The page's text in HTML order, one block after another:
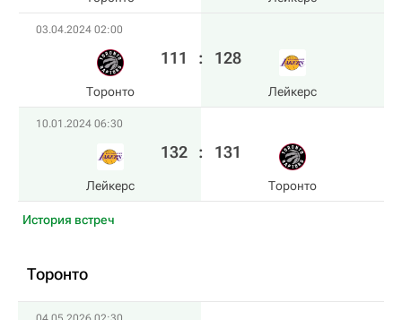
03.04.2024 02:00
Торонто
111 : 128
Лейкерс
10.01.2024 06:30
Лейкерс
132 : 131
Торонто
История встреч
Торонто